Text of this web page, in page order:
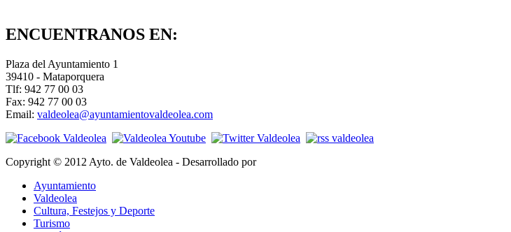
ENCUENTRANOS EN:
Plaza del Ayuntamiento 1
39410 - Mataporquera
Tlf: 942 77 00 03
Fax: 942 77 00 03
Email: valdeolea@ayuntamientovaldeolea.com
Copyright © 2012 Ayto. de Valdeolea - Desarrollado por
Ayuntamiento
Valdeolea
Cultura, Festejos y Deporte
Turismo